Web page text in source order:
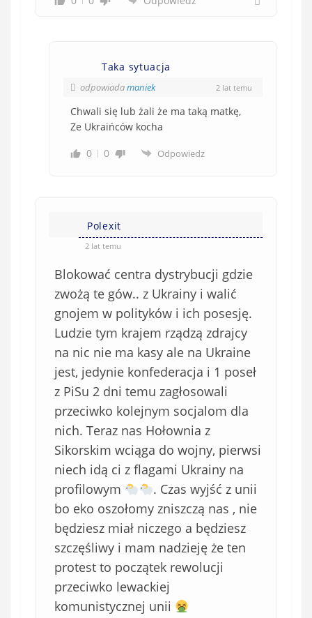
Taka sytuacja
odpowiadamaniek 2 lat temu
Chwali się lub żali że ma taką matkę,
Ze Ukraińców kocha
0
0 Odpowiedz
Polexit
2 lat temu
Blokować centra dystrybucji gdzie
zwożą te gów.. z Ukrainy i walić
gnojem w polityków i ich posesję.
Ludzie tym krajem rządzą zdrajcy
na nic nie ma kasy ale na Ukraine
jest, jedynie konfederacja i 1 poseł
z PiSu 2 dni temu zagłosowali
przeciwko kolejnym socjalom dla
nich. Teraz nas Hołownia z
Sikorskim wciąga do wojny, pierwsi
niech idą ci z flagami Ukrainy na
profilowym
. Czas wyjść z unii
bo eko oszołomy zniszczą nas , nie
będziesz miał niczego a będziesz
szczęśliwy i mam nadzieję że ten
protest to początek rewolucji
przeciwko lewackiej
komunistycznej unii